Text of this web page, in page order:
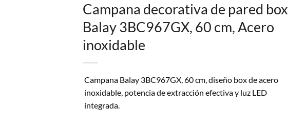
Campana decorativa de pared box
Balay 3BC967GX, 60 cm, Acero
inoxidable
Campana Balay 3BC967GX, 60 cm, diseño box de acero
inoxidable, potencia de extracción efectiva y luz LED
integrada.